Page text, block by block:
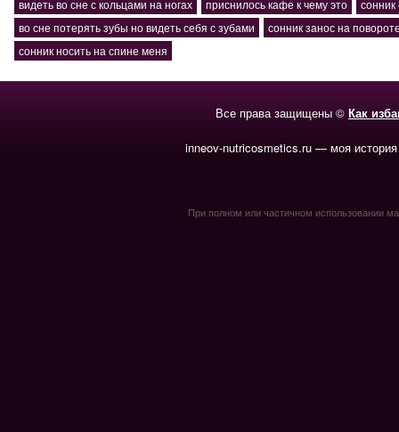
видеть во сне с кольцами на ногах приснилось кафе к чему это
сонник
во сне потерять зубы но видеть себя с зубами
сонник занос на
сонник носить на спине меня
Все права защищены © Как
inneov-nutricosmetics.ru — моя
При полном или частичном использовании